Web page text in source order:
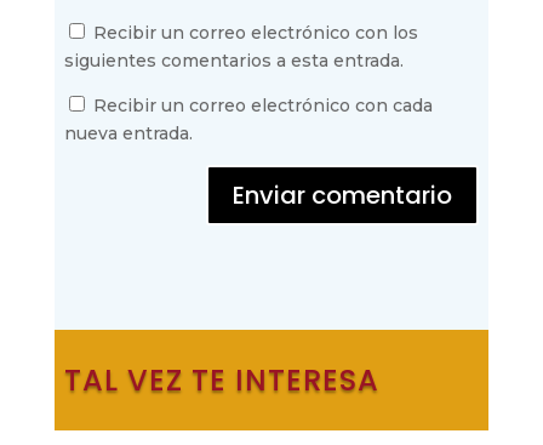
Recibir un correo electrónico con los
siguientes comentarios a esta entrada.
Recibir un correo electrónico con cada
nueva entrada.
Enviar comentario
TAL VEZ TE INTERESA